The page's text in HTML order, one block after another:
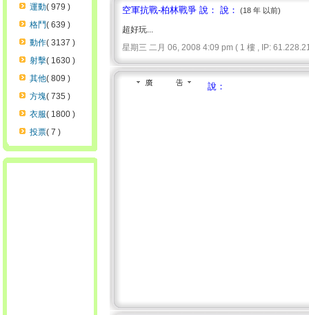
運動( 979 )
格鬥( 639 )
動作( 3137 )
射擊( 1630 )
其他( 809 )
方塊( 735 )
衣服( 1800 )
投票( 7 )
空軍抗戰-柏林戰爭 說： 說： (18 年 以前)
超好玩...
星期三 二月 06, 2008 4:09 pm ( 1 樓 , IP:
說：